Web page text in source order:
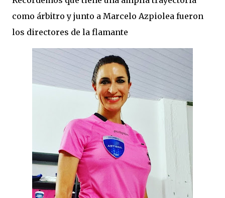
como árbitro y junto a Marcelo Azpiolea fueron
los directores de la flamante